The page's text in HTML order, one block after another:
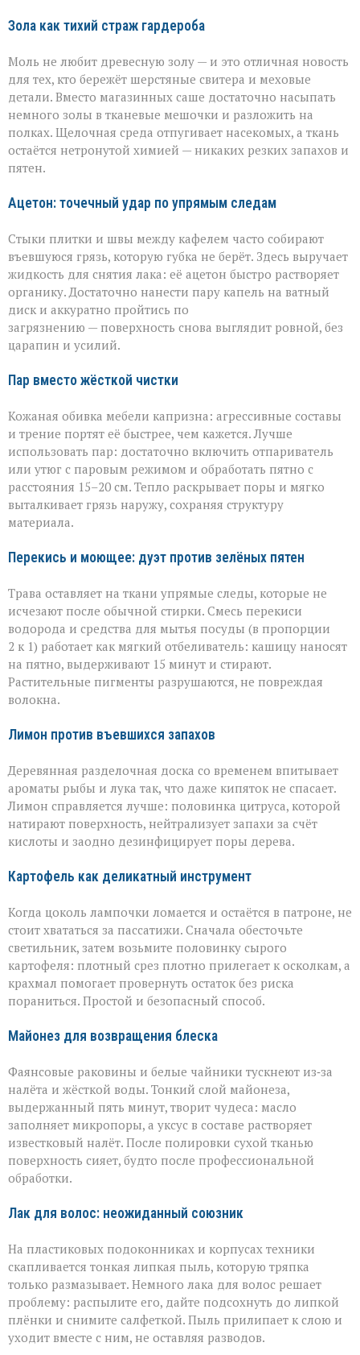
Зола как тихий страж гардероба
Моль не любит древесную золу — и это отличная новость
для тех, кто бережёт шерстяные свитера и меховые
детали. Вместо магазинных саше достаточно насыпать
немного золы в тканевые мешочки и разложить на
полках. Щелочная среда отпугивает насекомых, а ткань
остаётся нетронутой химией — никаких резких запахов и
пятен.
Ацетон: точечный удар по упрямым следам
Стыки плитки и швы между кафелем часто собирают
въевшуюся грязь, которую губка не берёт. Здесь выручает
жидкость для снятия лака: её ацетон быстро растворяет
органику. Достаточно нанести пару капель на ватный
диск и аккуратно пройтись по
загрязнению — поверхность снова выглядит ровной, без
царапин и усилий.
Пар вместо жёсткой чистки
Кожаная обивка мебели капризна: агрессивные составы
и трение портят её быстрее, чем кажется. Лучше
использовать пар: достаточно включить отпариватель
или утюг с паровым режимом и обработать пятно с
расстояния 15–20 см. Тепло раскрывает поры и мягко
выталкивает грязь наружу, сохраняя структуру
материала.
Перекись и моющее: дуэт против зелёных пятен
Трава оставляет на ткани упрямые следы, которые не
исчезают после обычной стирки. Смесь перекиси
водорода и средства для мытья посуды (в пропорции
2 к 1) работает как мягкий отбеливатель: кашицу наносят
на пятно, выдерживают 15 минут и стирают.
Растительные пигменты разрушаются, не повреждая
волокна.
Лимон против въевшихся запахов
Деревянная разделочная доска со временем впитывает
ароматы рыбы и лука так, что даже кипяток не спасает.
Лимон справляется лучше: половинка цитруса, которой
натирают поверхность, нейтрализует запахи за счёт
кислоты и заодно дезинфицирует поры дерева.
Картофель как деликатный инструмент
Когда цоколь лампочки ломается и остаётся в патроне, не
стоит хвататься за пассатижи. Сначала обесточьте
светильник, затем возьмите половинку сырого
картофеля: плотный срез плотно прилегает к осколкам, а
крахмал помогает провернуть остаток без риска
пораниться. Простой и безопасный способ.
Майонез для возвращения блеска
Фаянсовые раковины и белые чайники тускнеют из‑за
налёта и жёсткой воды. Тонкий слой майонеза,
выдержанный пять минут, творит чудеса: масло
заполняет микропоры, а уксус в составе растворяет
известковый налёт. После полировки сухой тканью
поверхность сияет, будто после профессиональной
обработки.
Лак для волос: неожиданный союзник
На пластиковых подоконниках и корпусах техники
скапливается тонкая липкая пыль, которую тряпка
только размазывает. Немного лака для волос решает
проблему: распылите его, дайте подсохнуть до липкой
плёнки и снимите салфеткой. Пыль прилипает к слою и
уходит вместе с ним, не оставляя разводов.